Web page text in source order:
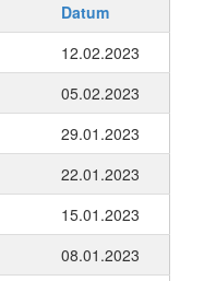
Datum
12.02.2023
05.02.2023
29.01.2023
22.01.2023
15.01.2023
08.01.2023